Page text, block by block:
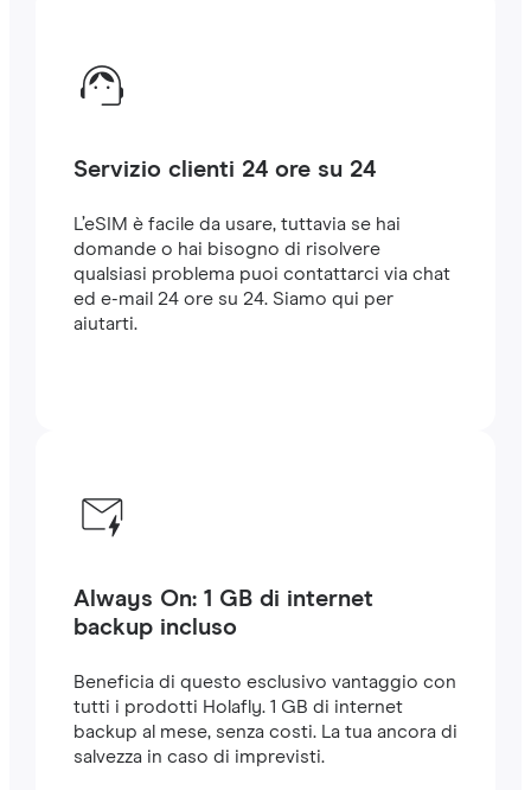
Servizio clienti 24 ore su 24
L’eSIM è facile da usare, tuttavia se hai
domande o hai bisogno di risolvere
qualsiasi problema puoi contattarci via chat
ed e-mail 24 ore su 24. Siamo qui per
aiutarti.
Always On: 1 GB di internet
backup incluso
Beneficia di questo esclusivo vantaggio con
tutti i prodotti Holafly. 1 GB di internet
backup al mese, senza costi. La tua ancora di
salvezza in caso di imprevisti.